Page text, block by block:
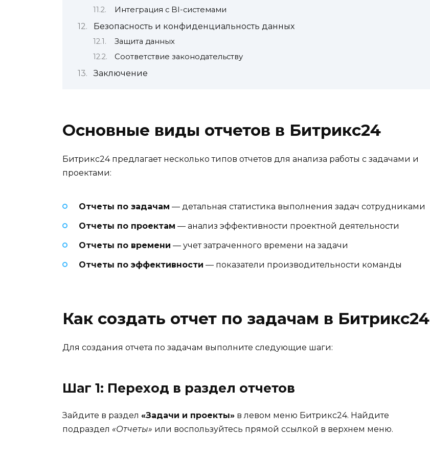
Интеграция с BI-системами
Безопасность и конфиденциальность данных
Защита данных
Соответствие законодательству
Заключение
Основные виды отчетов в Битрикс24
Битрикс24 предлагает несколько типов отчетов для анализа работы с задачами и
проектами:
Отчеты по задачам — детальная статистика выполнения задач сотрудниками
Отчеты по проектам — анализ эффективности проектной деятельности
Отчеты по времени — учет затраченного времени на задачи
Отчеты по эффективности — показатели производительности команды
Как создать отчет по задачам в Битрикс24
Для создания отчета по задачам выполните следующие шаги:
Шаг 1: Переход в раздел отчетов
Зайдите в раздел «Задачи и проекты» в левом меню Битрикс24. Найдите
подраздел «Отчеты» или воспользуйтесь прямой ссылкой в верхнем меню.